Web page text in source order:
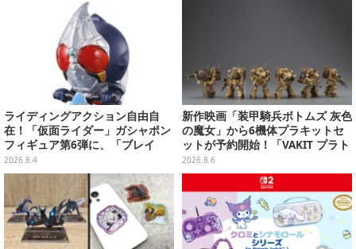
ライディングアクション自由自
在！「仮面ライダー」ガシャポン
フィギュア第6弾に、「ブレイ
ド」「フォーゼ」など全4種
2026.8.4
新作映画「装甲騎兵ボトムズ 灰色
の魔女」から6機体プラキットセ
ットが予約開始！「VAKIT プラト
ーン」第1弾、各部関節可動仕様
2026.8.6